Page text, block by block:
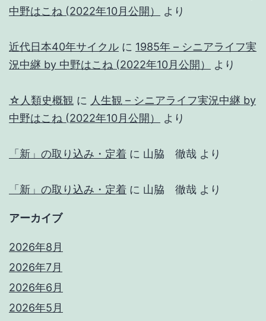
中野はこね (2022年10月公開）
より
近代日本40年サイクル に 1985年 – シニアライフ実
況中継 by 中野はこね (2022年10月公開）
より
☆人類史概観 に 人生観 – シニアライフ実況中継 by
中野はこね (2022年10月公開）
より
「新」の取り込み・定着 に 山脇 徹哉 より
「新」の取り込み・定着 に 山脇 徹哉 より
アーカイブ
2026年8月
2026年7月
2026年6月
2026年5月